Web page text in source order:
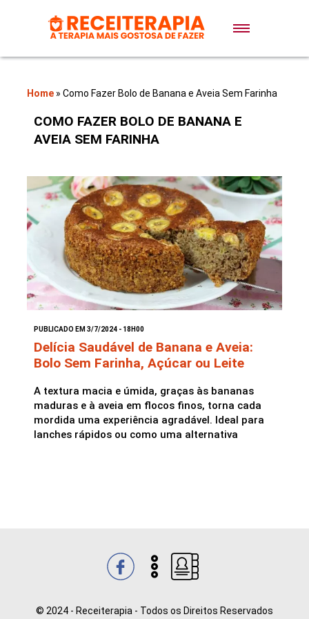
Doces e Sobremesas
Massas
Bolos
Pães
Sopas
Saladas
Home » Como Fazer Bolo de Banana e Aveia Sem Farinha
COMO FAZER BOLO DE BANANA E
AVEIA SEM FARINHA
PUBLICADO EM 3/7/2024 - 18H00
Delícia Saudável de Banana e Aveia:
Bolo Sem Farinha, Açúcar ou Leite
A textura macia e úmida, graças às bananas
maduras e à aveia em flocos finos, torna cada
mordida uma experiência agradável. Ideal para
lanches rápidos ou como uma alternativa
© 2024 - Receiterapia - Todos os Direitos Reservados